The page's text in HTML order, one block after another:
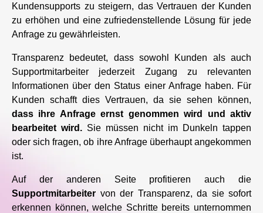
Kundensupports zu steigern, das Vertrauen der Kunden
zu erhöhen und eine zufriedenstellende Lösung für jede
Anfrage zu gewährleisten.
Transparenz bedeutet, dass sowohl Kunden als auch
Supportmitarbeiter jederzeit Zugang zu relevanten
Informationen über den Status einer Anfrage haben. Für
Kunden schafft dies Vertrauen, da sie sehen können,
dass ihre Anfrage ernst genommen wird und aktiv
bearbeitet wird. Sie müssen nicht im Dunkeln tappen
oder sich fragen, ob ihre Anfrage überhaupt angekommen
ist.
Auf der anderen Seite profitieren auch die
Supportmitarbeiter von der Transparenz, da sie sofort
erkennen können, welche Schritte bereits unternommen